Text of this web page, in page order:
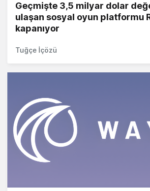
Geçmişte 3,5 milyar dolar
ulaşan sosyal oyun platformu
kapanıyor
Tuğçe İçözü